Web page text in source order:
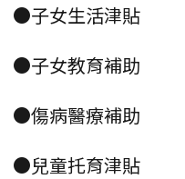
●子女生活津貼
●子女教育補助
●傷病醫療補助
●兒童托育津貼